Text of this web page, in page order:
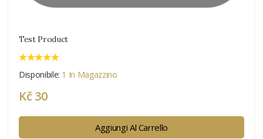
Test Product
Disponibile: 1 In Magazzino
Kč 30
Aggiungi Al Carrello